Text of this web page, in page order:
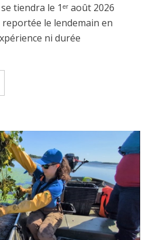
tiendra le 1ᵉʳ août 2026
reportée le lendemain en
ni durée